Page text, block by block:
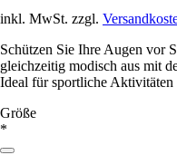
inkl. MwSt. zzgl.
Schützen Sie Ihre Augen vor
gleichzeitig modisch aus mit
Ideal für sportliche Aktivitäten
Größe
*